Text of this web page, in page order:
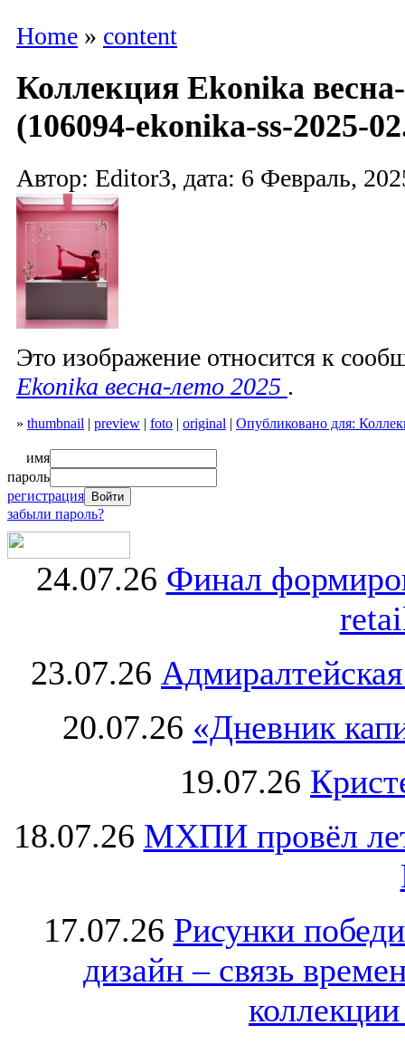
Home » content
Коллекция Ekonika
(106094-ekonika-ss-2025-
Автор: Editor3, дата: 6 Февраль,
Это изображение относится к
Ekonika весна-лето 2025 .
» thumbnail | preview | foto | original | Опубликовано для:
имя
пароль
регистрация
забыли пароль?
24.07.26 Финал
23.07.26
20.07.26 «Дневник
19.07.26
18.07.26 МХПИ провёл
17.07.26 Рисунки
дизайн – связь